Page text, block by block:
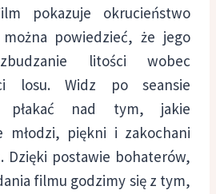
pokazuje okrucieństwo
powiedzieć, że jego
litości wobec
losu. Widz po seansie
nad tym, jakie
młodzi, piękni i zakochani
Dzięki postawie bohaterów,
filmu godzimy się z tym,